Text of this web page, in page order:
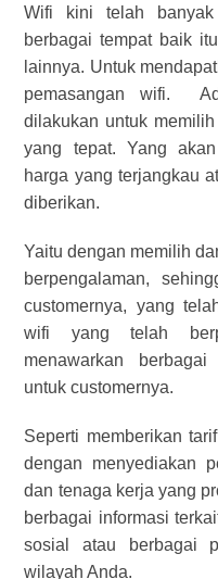
Wifi kini telah
berbagai tempat baik
lainnya. Untuk
pemasangan wifi.
dilakukan untuk memilih
yang tepat. Yang
harga yang terjangkau
diberikan.
Yaitu dengan memilih
berpengalaman,
customernya, yang
wifi yang telah
menawarkan
untuk customernya.
Seperti memberikan
dengan menyediakan
dan tenaga kerja yang
berbagai informasi
sosial atau berbagai
wilayah Anda.